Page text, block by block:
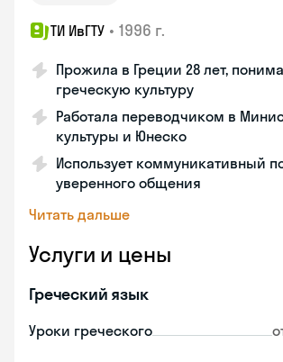
ТИ ИвГТУ • 1996 г.
Прожила в Греции 28 лет,
греческую культуру
Работала переводчиком в
культуры и Юнеско
Использует коммуникативный
уверенного общения
Читать дальше
Услуги и цены
Греческий язык
Уроки греческого